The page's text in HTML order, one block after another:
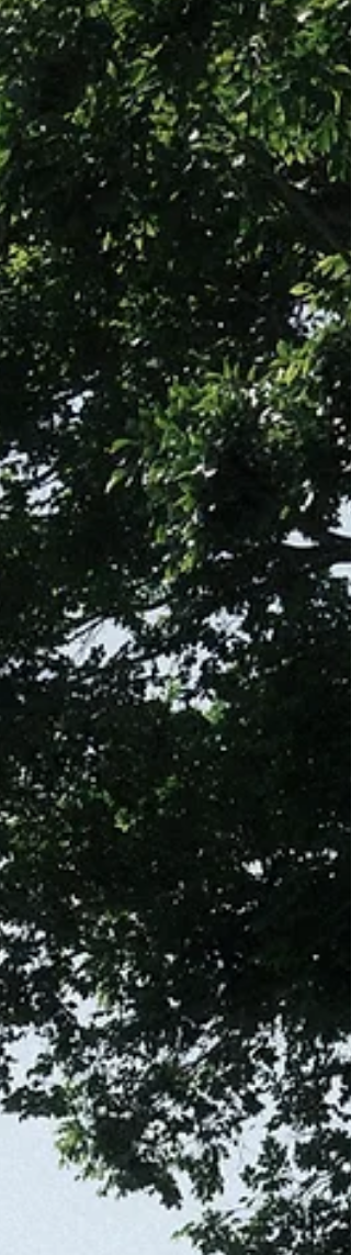
ト」とも呼ばれています。 特に有名なのが、夕
スポットとして知られる 桜井二見ヶ浦。海に浮
ぶ夫婦岩と白い鳥居が並ぶ景観は、糸島を代表す
る絶景として人気があり、晴れた日には美しいサ
ンセットを楽しめます。 また、海岸沿いにはフ
トジェニックなカフェやレストランが点在し、ド
ライブをしながらゆったりとした時間を過ごせま
す。新鮮な海鮮料理や糸島野菜、季節のフルーツ
も人気で、観光とグルメを同時に楽しめるのも魅
力です。 自然、絶景、グルメが揃った糸島は、
岡を訪れる観光客に人気の高いスポットです。